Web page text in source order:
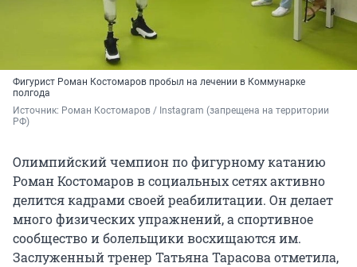
Фигурист Роман Костомаров пробыл на лечении в Коммунарке
полгода
Источник: Роман Костомаров / Instagram (запрещена на территории
РФ)
Олимпийский чемпион по фигурному катанию
Роман Костомаров в социальных сетях активно
делится кадрами своей реабилитации. Он делает
много физических упражнений, а спортивное
сообщество и болельщики восхищаются им.
Заслуженный тренер Татьяна Тарасова отметила,